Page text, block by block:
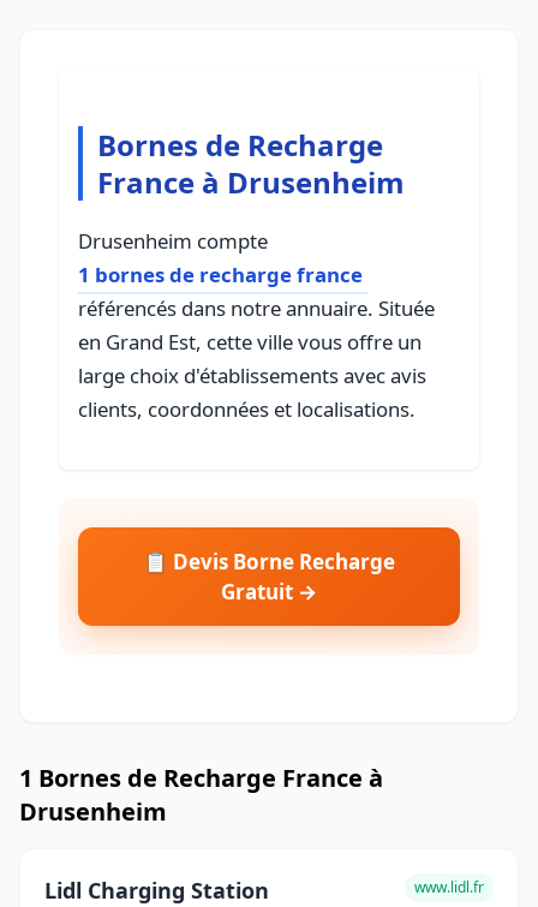
Bornes de Recharge
France à Drusenheim
Drusenheim compte
1 bornes de recharge france
référencés dans notre annuaire. Située
en Grand Est, cette ville vous offre un
large choix d'établissements avec avis
clients, coordonnées et localisations.
📋 Devis Borne Recharge
Gratuit →
1 Bornes de Recharge France à
Drusenheim
Lidl Charging Station www.lidl.fr